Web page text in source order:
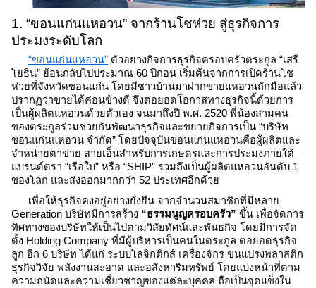
1. “ขอนแก่นแหอวน” จากร้านโชห่วย สู่ธุรกิจการ
ประมงระดับโลก
“ขอนแก่นแหอวน” ตัวอย่างกิจการธุรกิจครอบครัวตระกูล “เสรี
โยธิน” ย้อนกลับไปประมาณ 60 ปีก่อน เริ่มต้นจากการเปิดร้านโช
ห่วยที่จังหวัดขอนแก่น โดยมีชาวบ้านมาฝากขายแหอวนถักมือแล้ว
ปรากฏว่าขายได้ค่อนข้างดี จึงต่อยอดโอกาสทางธุรกิจนี้ด้วยการ
เป็นผู้ผลิตแหอวนด้วยตัวเอง จนมาถึงปี พ.ศ. 2520 พี่น้องสามคน
ของตระกูลร่วมช่วยกันพัฒนาธุรกิจและขยายกิจการเป็น “บริษัท
ขอนแก่นแหอวน จำกัด” โดยปัจจุบันขอนแก่นแหอวนคือผู้ผลิตและ
จำหน่ายตาข่าย สายเอ็นสำหรับการเกษตรและการประมงภายใต้
แบรนด์ตรา “เรือใบ” หรือ “SHIP” รวมถึงเป็นผู้ผลิตแหอวนอันดับ 1
ของโลก และส่งออกมากกว่า 52 ประเทศอีกด้วย
เพื่อให้ธุรกิจคงอยู่อย่างยั่งยืน จากจำนวนสมาชิกที่มีหลาย
Generation บริษัทมีการสร้าง “ธรรมนูญครอบครัว” ขึ้น เพื่อจัดการ
ทิศทางของบริษัทให้เป็นไปตามวิสัยทัศน์และพันธกิจ โดยมีการจัด
ตั้ง Holding Company ที่มีผู้บริหารเป็นคนในตระกูล ต่อยอดธุรกิจ
ลูก อีก 6 บริษัท ได้แก่ ระบบโลจิกติกส์ เครื่องจักร ขนแปรงพลาสติก
ธุรกิจวิจัย พลังงานสะอาด และอสังหาริมทรัพย์ โดยแบ่งหน้าที่ตาม
ความถนัดและความเชี่ยวชาญของแต่ละบุคคล ถือเป็นจุดแข็งใน